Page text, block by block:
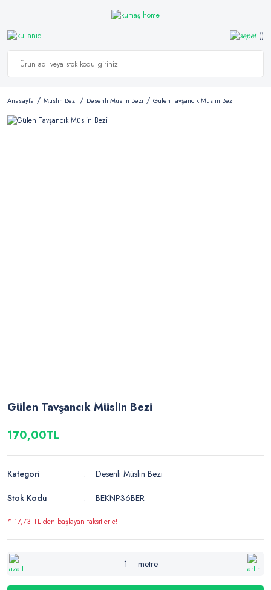
Anasayfa Müslin Bezi Desenli Müslin Bezi Gülen Tavşancık Müslin Bezi
Gülen Tavşancık Müslin Bezi
170,00TL
Kategori
Desenli Müslin Bezi
Stok Kodu
BEKNP36BER
* 17,73 TL den başlayan taksitlerle!
metre